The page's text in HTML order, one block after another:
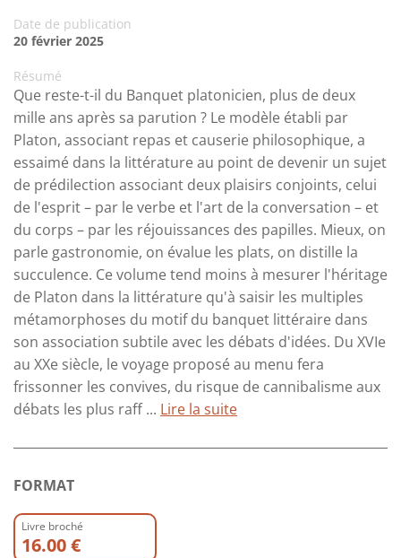
Date de publication
20 février 2025
Résumé
Que reste-t-il du Banquet platonicien, plus de deux
mille ans après sa parution ? Le modèle établi par
Platon, associant repas et causerie philosophique, a
essaimé dans la littérature au point de devenir un sujet
de prédilection associant deux plaisirs conjoints, celui
de l'esprit – par le verbe et l'art de la conversation – et
du corps – par les réjouissances des papilles. Mieux, on
parle gastronomie, on évalue les plats, on distille la
succulence. Ce volume tend moins à mesurer l'héritage
de Platon dans la littérature qu'à saisir les multiples
métamorphoses du motif du banquet littéraire dans
son association subtile avec les débats d'idées. Du XVIe
au XXe siècle, le voyage proposé au menu fera
frissonner les convives, du risque de cannibalisme aux
débats les plus raff ... Lire la suite
FORMAT
Livre broché
16.00 €